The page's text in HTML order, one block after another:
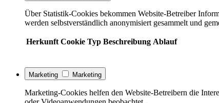
Über Statistik-Cookies bekommen Website-Betreiber
werden selbstverständlich anonymisiert gesammelt und
Herkunft Cookie Typ Beschreibung Ablauf
Marketing Marketing
Marketing-Cookies helfen den Website-Betreibern die